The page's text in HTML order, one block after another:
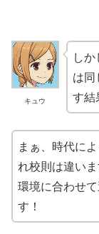
キュウ
し
は
す結
まぁ、時代に
れ校則は違いま
環境に合わせ
す！